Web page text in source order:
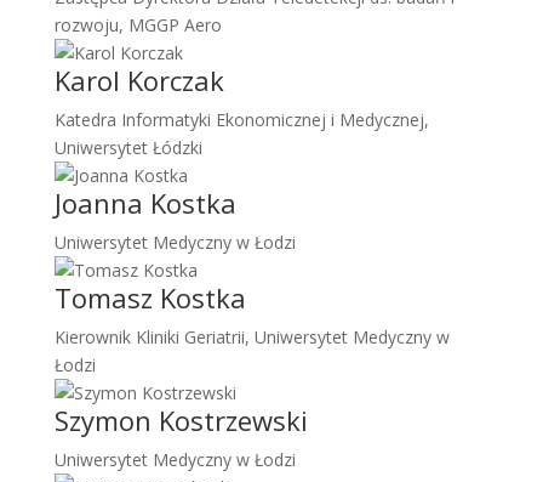
rozwoju, MGGP Aero
Karol Korczak
Katedra Informatyki Ekonomicznej i Medycznej,
Uniwersytet Łódzki
Joanna Kostka
Uniwersytet Medyczny w Łodzi
Tomasz Kostka
Kierownik Kliniki Geriatrii, Uniwersytet Medyczny w
Łodzi
Szymon Kostrzewski
Uniwersytet Medyczny w Łodzi